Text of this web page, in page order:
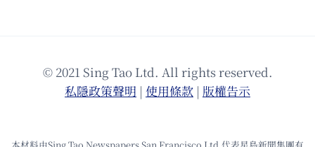
© 2021 Sing Tao Ltd. All rights reserved.
私隱政策聲明 | 使⽤條款 | 版權告⽰